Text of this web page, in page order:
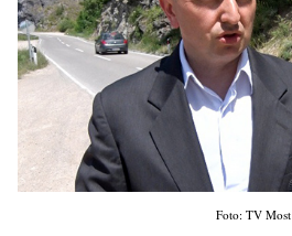
Foto: TV Most